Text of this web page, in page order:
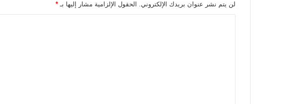
لن يتم نشر عنوان بريدك الإلكتروني. الحقول الإلزامية مشار إليها بـ *